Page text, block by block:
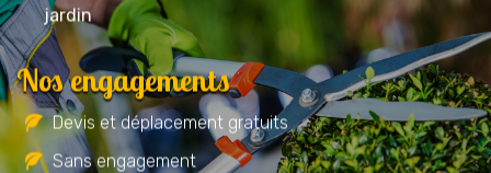
jardin
Nos engagements
Devis et déplacement gratuits
Sans engagement